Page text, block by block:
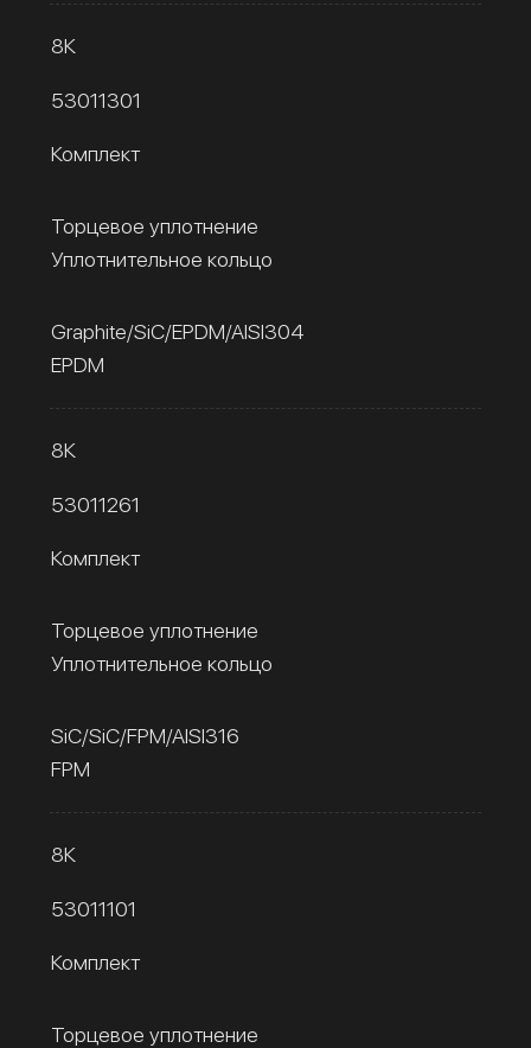
8К
53011301
Комплект
Торцевое уплотнение
Уплотнительное кольцо
Graphite/SiC/EPDM/AISI304
EPDM
8К
53011261
Комплект
Торцевое уплотнение
Уплотнительное кольцо
SiC/SiC/FPM/AISI316
FPM
8К
53011101
Комплект
Торцевое уплотнение